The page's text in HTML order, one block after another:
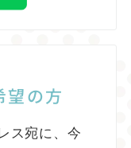
望の方
ス宛に、今